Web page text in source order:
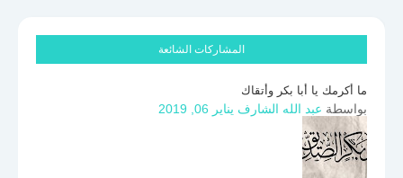
المشاركات الشائعة
ما أكرمك يا أبا بكر وأتقاك
بواسطة عبد الله الشارف يناير 06, 2019